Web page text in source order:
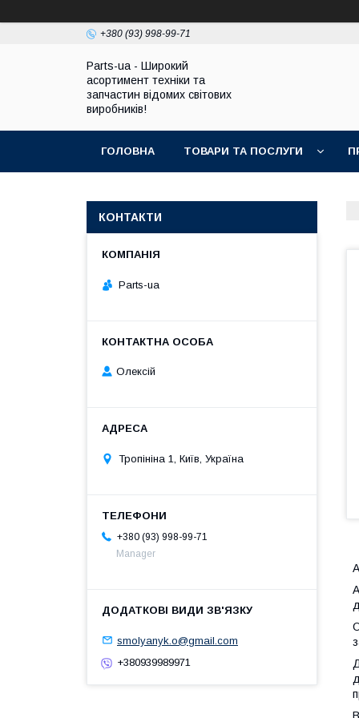
+380 (93) 998-99-71
Parts-ua - Широкий
асортимент техніки та
запчастин відомих світових
виробників!
ГОЛОВНА ТОВАРИ ТА ПОСЛУГИ
КОНТАКТИ
Parts-ua
Олексій
Тропініна 1, Київ, Україна
+380 (93) 998-99-71
Мanager
smolyanyk.o@gmail.com
+380939989971